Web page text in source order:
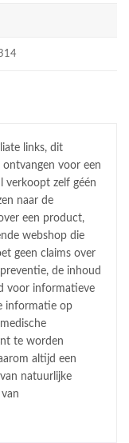
links, dit
voor een
verkoopt zelf géén
naar de
een product,
webshop die
geen claims over
de inhoud
voor informatieve
informatie op
te worden
altijd een
natuurlijke